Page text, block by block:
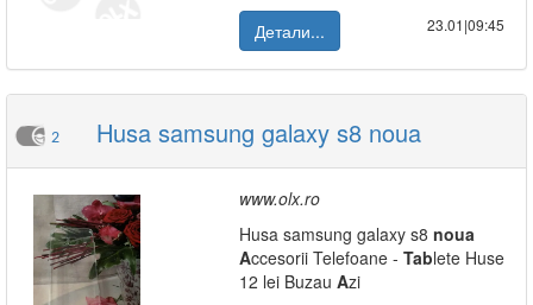
Детали...
23.01|09:45
2 Husa samsung galaxy s8 noua
www.olx.ro
Husa samsung galaxy s8 noua
Accesorii Telefoane - Tablete Huse
12 lei Buzau Azi